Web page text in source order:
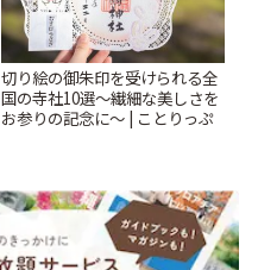
切り絵の御朱印を受けられる全
国の寺社10選〜繊細な美しさを
お参りの記念に〜 | ことりっぷ